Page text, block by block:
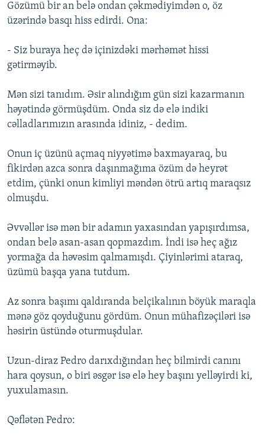
Gözümü bir an belə ondan çəkmədiyimdən o, öz
üzərində basqı hiss edirdi. Ona:
- Siz buraya heç də içinizdəki mərhəmət hissi
gətirməyib.
Mən sizi tanıdım. Əsir alındığım gün sizi kazarmanın
həyətində görmüşdüm. Onda siz də elə indiki
cəlladlarımızın arasında idiniz, - dedim.
Onun iç üzünü açmaq niyyətimə baxmayaraq, bu
fikirdən azca sonra daşınmağıma özüm də heyrət
etdim, çünki onun kimliyi məndən ötrü artıq maraqsız
olmuşdu.
Əvvəllər isə mən bir adamın yaxasından yapışırdımsa,
ondan belə asan-asan qopmazdım. İndi isə heç ağız
yormağa da həvəsim qalmamışdı. Çiyinlərimi ataraq,
üzümü başqa yana tutdum.
Az sonra başımı qaldıranda belçikalının böyük maraqla
mənə göz qoyduğunu gördüm. Onun mühafizəçiləri isə
həsirin üstündə oturmuşdular.
Uzun-diraz Pedro darıxdığından heç bilmirdi canını
hara qoysun, o biri əsgər isə elə hey başını yelləyirdi ki,
yuxulamasın.
Qəflətən Pedro: